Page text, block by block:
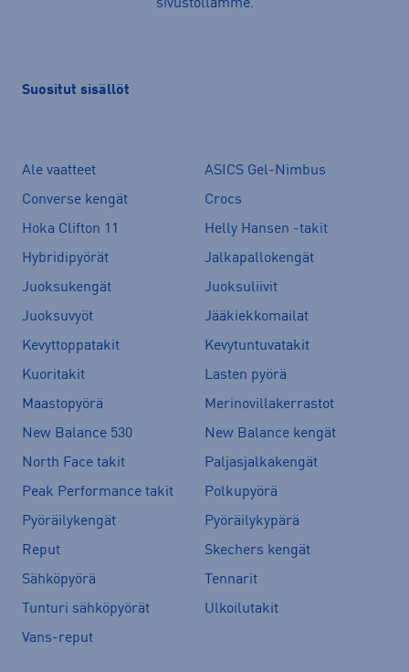
sivustollamme.
Suositut sisällöt
Ale vaatteet
ASICS Gel-Nimbus
Converse kengät
Crocs
Hoka Clifton 11
Helly Hansen -takit
Hybridipyörät
Jalkapallokengät
Juoksukengät
Juoksuliivit
Juoksuvyöt
Jääkiekkomailat
Kevyttoppatakit
Kevytuntuvatakit
Kuoritakit
Lasten pyörä
Maastopyörä
Merinovillakerrastot
New Balance 530
New Balance kengät
North Face takit
Paljasjalkakengät
Peak Performance takit
Polkupyörä
Pyöräilykengät
Pyöräilykypärä
Reput
Skechers kengät
Sähköpyörä
Tennarit
Tunturi sähköpyörät
Ulkoilutakit
Vans-reput